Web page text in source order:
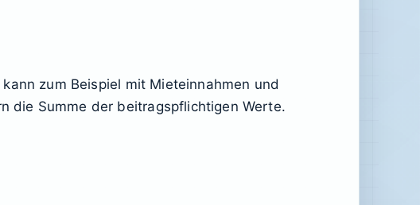
zum Beispiel mit Mieteinnahmen und
die Summe der beitragspflichtigen Werte.